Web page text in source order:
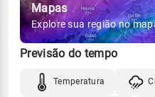
Mapas
Explore sua região no
Previsão do tempo
Temperatura